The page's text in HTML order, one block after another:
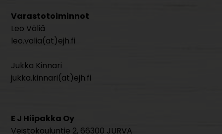
Varastotoiminnot
Leo Väliä
leo.valia(at)ejh.fi
Jukka Kinnari
jukka.kinnari(at)ejh.fi
E J Hiipakka Oy
Veistokouluntie 2, 66300 JURVA